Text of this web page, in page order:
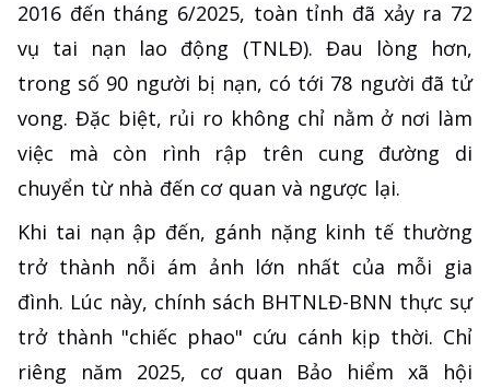
2016 đến tháng 6/2025, toàn tỉnh đã xảy ra 72
vụ tai nạn lao động (TNLĐ). Đau lòng hơn,
trong số 90 người bị nạn, có tới 78 người đã tử
vong. Đặc biệt, rủi ro không chỉ nằm ở nơi làm
việc mà còn rình rập trên cung đường di
chuyển từ nhà đến cơ quan và ngược lại.
Khi tai nạn ập đến, gánh nặng kinh tế thường
trở thành nỗi ám ảnh lớn nhất của mỗi gia
đình. Lúc này, chính sách BHTNLĐ-BNN thực sự
trở thành "chiếc phao" cứu cánh kịp thời. Chỉ
riêng năm 2025, cơ quan Bảo hiểm xã hội